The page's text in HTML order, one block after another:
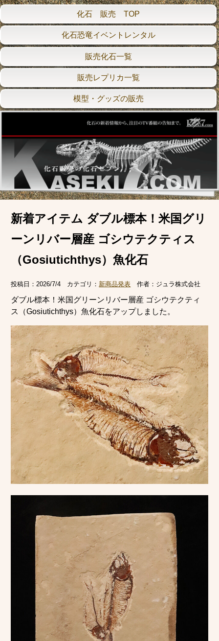
化石 販売 TOP
化石恐竜イベントレンタル
販売化石一覧
販売レプリカ一覧
模型・グッズの販売
新着アイテム ダブル標本！米国グリ
ーンリバー層産 ゴシウテクティス
（Gosiutichthys）魚化石
投稿日：2026/7/4 カテゴリ： 新商品発表 作者： ジュラ株式会社
ダブル標本！米国グリーンリバー層産 ゴシウテクティ
ス（Gosiutichthys）魚化石をアップしました。